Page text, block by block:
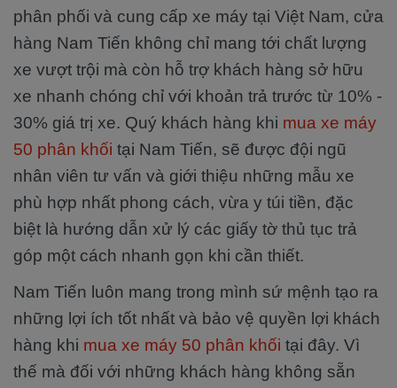
phân phối và cung cấp xe máy tại Việt Nam, cửa
hàng Nam Tiến không chỉ mang tới chất lượng
xe vượt trội mà còn hỗ trợ khách hàng sở hữu
xe nhanh chóng chỉ với khoản trả trước từ 10% -
30% giá trị xe. Quý khách hàng khi mua xe máy
50 phân khối tại Nam Tiến, sẽ được đội ngũ
nhân viên tư vấn và giới thiệu những mẫu xe
phù hợp nhất phong cách, vừa y túi tiền, đặc
biệt là hướng dẫn xử lý các giấy tờ thủ tục trả
góp một cách nhanh gọn khi cần thiết.
Nam Tiến luôn mang trong mình sứ mệnh tạo ra
những lợi ích tốt nhất và bảo vệ quyền lợi khách
hàng khi mua xe máy 50 phân khối tại đây. Vì
thế mà đối với những khách hàng không sẵn